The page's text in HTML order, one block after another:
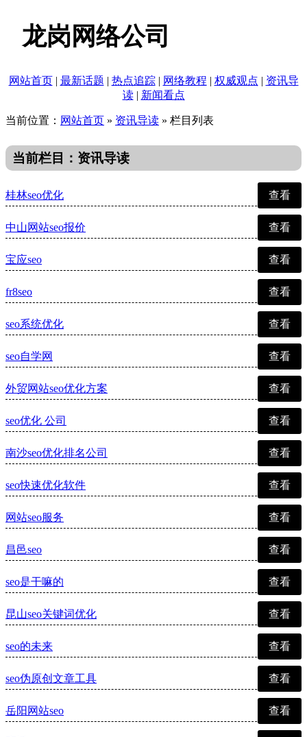
龙岗网络公司
网站首页| 最新话题 | 热点追踪| 网络教程 | 权威观点 | 资讯导
读| 新闻看点
当前位置： 网站首页 » 资讯导读 » 栏目列表
当前栏目：资讯导读
桂林seo优化 查看
中山网站seo报价 查看
宝应seo 查看
fr8seo 查看
seo系统优化 查看
seo自学网 查看
外贸网站seo优化方案 查看
seo优化 公司 查看
南沙seo优化排名公司 查看
seo快速优化软件 查看
网站seo服务 查看
昌邑seo 查看
seo是干嘛的 查看
昆山seo关键词优化 查看
seo的未来 查看
seo伪原创文章工具 查看
岳阳网站seo 查看